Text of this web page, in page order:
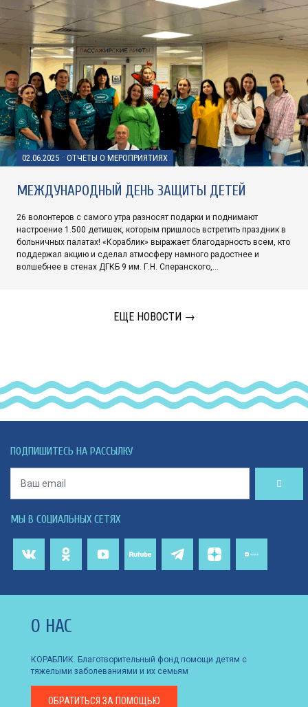
02.06.2025 · ОТЧЕТЫ О МЕРОПРИЯТИЯХ
МЕЖДУНАРОДНЫЙ ДЕНЬ ЗАЩИТЫ ДЕТЕЙ
26 волонтеров с самого утра разносят подарки и поднимают
настроение 1.500 детишек, которым пришлось встретить праздник в
больничных палатах! «Кораблик» выражает благодарность всем, кто
поддержал акцию и сделал атмосферу намного радостнее и
волшебнее в стенах ДГКБ 9 им. Г.Н. Сперанского,…
ЕЩЕ НОВОСТИ →
ПОДПИШИТЕСЬ НА РАССЫЛКУ
МЫ В СОЦИАЛЬНЫХ СЕТЯХ
О НАС
КОРАБЛИК. Благотворительный фонд помощи детям с
тяжелыми заболеваниями и их семьям
ОБРАТИТЬСЯ ЗА ПОМОЩЬЮ